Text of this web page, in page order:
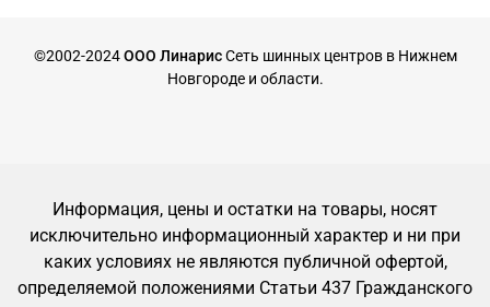
©2002-2024ООО ЛинарисСеть шинных центров в Нижнем
Новгороде и области.
Информация, цены и остатки на товары, носят
исключительно информационный характер и ни при
каких условиях не являются публичной офертой,
определяемой положениями Статьи 437 Гражданского